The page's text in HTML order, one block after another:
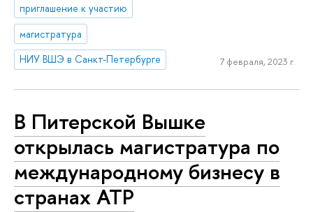
приглашение к участию
магистратура
НИУ ВШЭ в Санкт-Петербурге
7 февраля, 2023 г.
В Питерской Вышке
открылась магистратура по
международному бизнесу в
странах АТР